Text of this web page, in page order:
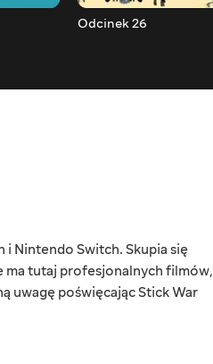
Odcinek 26
i Nintendo Switch. Skupia się
ma tutaj profesjonalnych filmów,
uwagę poświęcając Stick War